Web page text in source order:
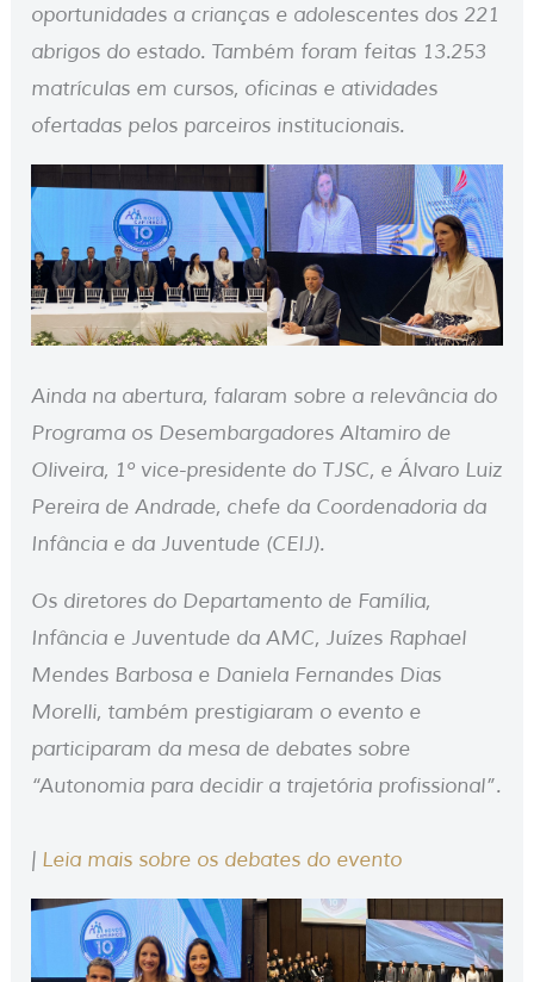
oportunidades a crianças e adolescentes dos 221
abrigos do estado. Também foram feitas 13.253
matrículas em cursos, oficinas e atividades
ofertadas pelos parceiros institucionais.
Ainda na abertura, falaram sobre a relevância do
Programa os Desembargadores Altamiro de
Oliveira, 1º vice-presidente do TJSC, e Álvaro Luiz
Pereira de Andrade, chefe da Coordenadoria da
Infância e da Juventude (CEIJ).
Os diretores do Departamento de Família,
Infância e Juventude da AMC, Juízes Raphael
Mendes Barbosa e Daniela Fernandes Dias
Morelli, também prestigiaram o evento e
participaram da mesa de debates sobre
“Autonomia para decidir a trajetória profissional”.
| Leia mais sobre os debates do evento